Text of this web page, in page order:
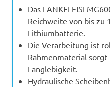
Das LANKELEISI
Reichweite von bis zu
Lithiumbatterie.
Die Verarbeitung ist
Rahmenmaterial
Langlebigkeit.
Hydraulische